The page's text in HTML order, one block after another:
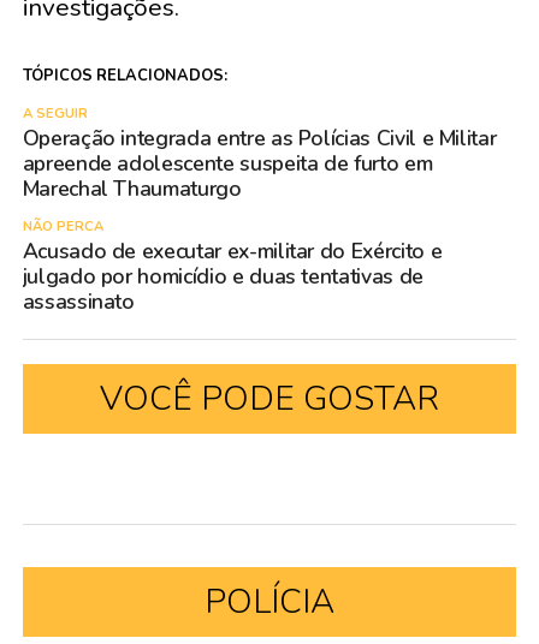
investigações.
TÓPICOS RELACIONADOS:
A SEGUIR
Operação integrada entre as Polícias Civil e Militar
apreende adolescente suspeita de furto em
Marechal Thaumaturgo
NÃO PERCA
Acusado de executar ex-militar do Exército e
julgado por homicídio e duas tentativas de
assassinato
VOCÊ PODE GOSTAR
POLÍCIA